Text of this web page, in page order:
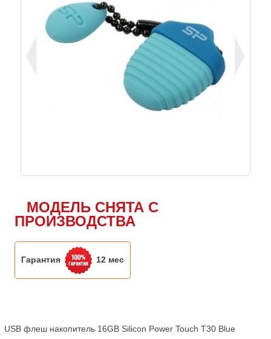
МОДЕЛЬ СНЯТА С
ПРОИЗВОДСТВА
Гарантия 12 мес
USB флеш накопитель 16GB Silicon Power Touch T30 Blue